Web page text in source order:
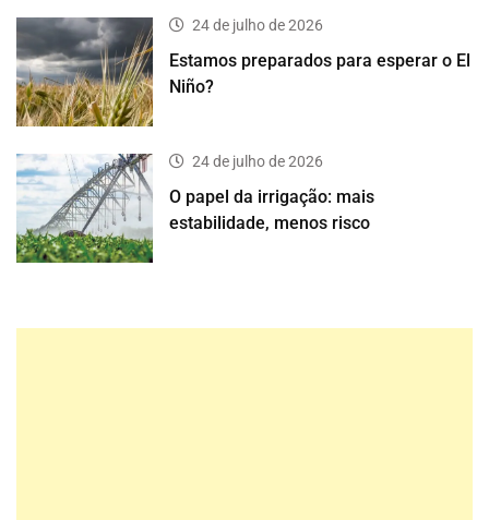
24 de julho de 2026
Estamos preparados para esperar o El
Niño?
24 de julho de 2026
O papel da irrigação: mais
estabilidade, menos risco